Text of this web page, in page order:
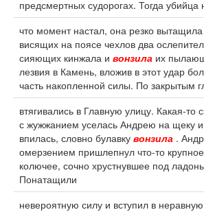
предсмертных судорогах. Тогда убийца
что момент настал, она резко вытащила
висящих на поясе чехлов два
сияющих кинжала и вонзила их
лезвия в Камень, вложив в этот удар
часть накопленной силы. По закрытым
втягивались в Главную улицу. Какая-то
с жужжанием уселась Андрею на щеку и
впилась, словно булавку вонзила .
омерзением пришлепнул что-то
колючее, сочно хрустнувшее под
Понатащили
невероятную силу и вступил в неравную